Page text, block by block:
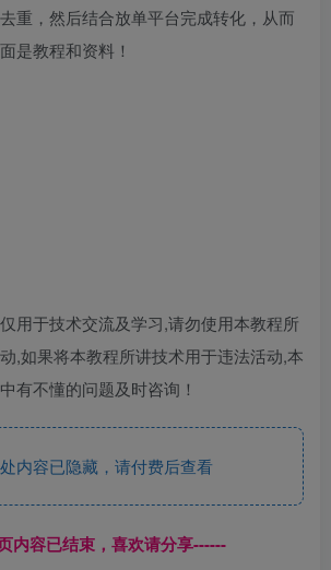
重，然后结合放单平台完成转化，从而
是教程和资料！
用于技术交流及学习,请勿使用本教程所
,如果将本教程所讲技术用于违法活动,本
有不懂的问题及时咨询！
内容已隐藏，请付费后查看
内容已结束，喜欢请分享------